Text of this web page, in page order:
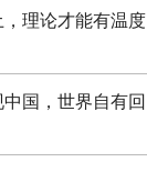
，理论才能有温度
国，世界自有回